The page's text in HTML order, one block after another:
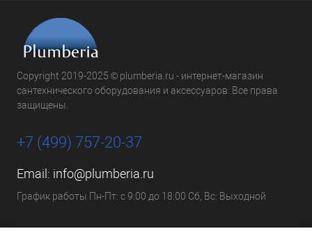
Copyright 2019-2025 © plumberia.ru - интернет-магазин
сантехнического оборудования и аксессуаров. Все права
защищены.
+7 (499) 757-20-37
Email: info@plumberia.ru
График работы Пн-Пт: с 9:00 до 18:00 Сб, Вс: Выходной